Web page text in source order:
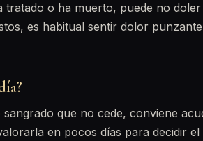
tratado o ha muerto, puede no
es habitual sentir dolor
que no cede, conviene
en pocos días para decidir